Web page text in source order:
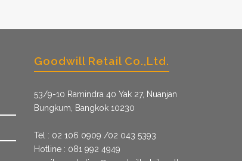
Goodwill Retail Co.,Ltd.
53/9­-10 Ramindra 40 Yak 27, Nuanjan
Bungkum, Bangkok 10230
Tel : 02 106 0909 /02 043 5393
Hotline : 081 992 4949